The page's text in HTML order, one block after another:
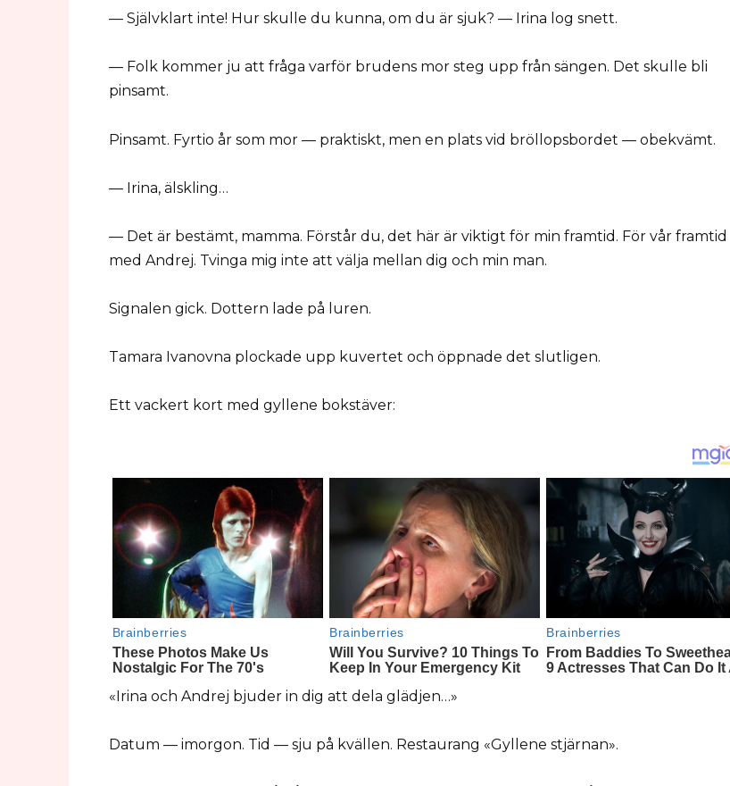
— Självklart inte! Hur skulle du kunna, om du är sjuk? — Irina log snett.
— Folk kommer ju att fråga varför brudens mor steg upp från sängen. Det skulle bli
pinsamt.
Pinsamt. Fyrtio år som mor — praktiskt, men en plats vid bröllopsbordet — obekvämt.
— Irina, älskling…
— Det är bestämt, mamma. Förstår du, det här är viktigt för min framtid. För vår framtid
med Andrej. Tvinga mig inte att välja mellan dig och min man.
Signalen gick. Dottern lade på luren.
Tamara Ivanovna plockade upp kuvertet och öppnade det slutligen.
Ett vackert kort med gyllene bokstäver:
«Irina och Andrej bjuder in dig att dela glädjen…»
Datum — imorgon. Tid — sju på kvällen. Restaurang «Gyllene stjärnan».